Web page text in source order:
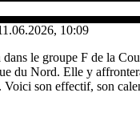
10:09
dans le groupe F de la
du Nord. Elle y
Voici son effectif, son